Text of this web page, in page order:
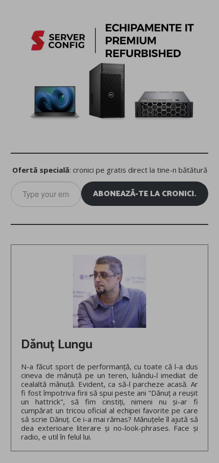
Ofertă specială: cronici pe gratis direct la tine-n bătătură
Type
your
email…
ABONEAZĂ-TE LA CRONICI.
Dănuț Lungu
N-a făcut sport de performanță, cu toate că l-a dus
cineva de mânuță pe un teren, luându-l imediat de
cealaltă mânuță. Evident, ca să-l parcheze acasă. Ar
fi fost împotriva firii să spui peste ani "Dănuț a reușit
un hattrick", să fim cinstiți, nimeni nu și-ar fi
cumpărat un tricou oficial al echipei favorite pe care
să scrie Dănuț. Ce i-a mai rămas? Mânuțele îl ajută să
dea exterioare literare și no-look-phrases. Face și
radio, e util în felul lui.